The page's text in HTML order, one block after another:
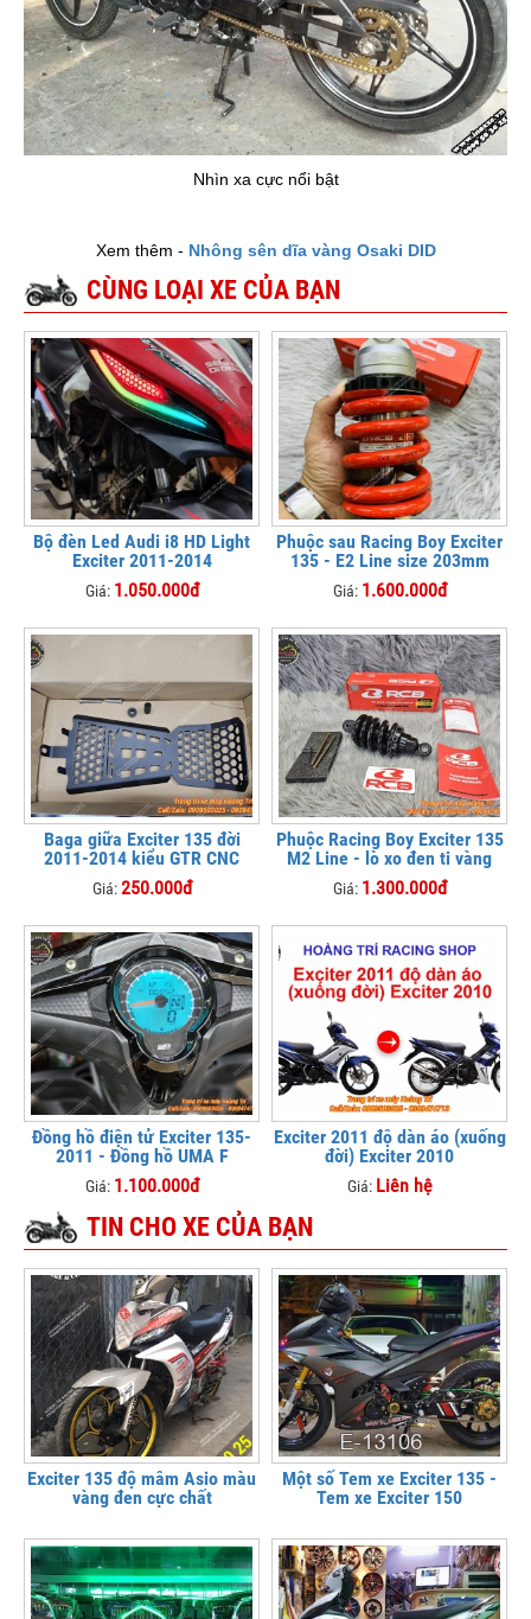
Nhìn xa cực nổi bật
Xem thêm - Nhông sên dĩa vàng Osaki DID
CÙNG LOẠI XE CỦA BẠN
Bộ đèn Led Audi i8 HD Light
Exciter 2011-2014
Giá: 1.050.000đ
Phuộc sau Racing Boy Exciter
135 - E2 Line size 203mm
Giá: 1.600.000đ
Baga giữa Exciter 135 đời
2011-2014 kiểu GTR CNC
Giá:250.000đ
Phuộc Racing Boy Exciter 135
M2 Line - lò xo đen ti vàng
Giá: 1.300.000đ
Đồng hồ điện tử Exciter 135-
2011 - Đồng hồ UMA F
Giá: 1.100.000đ
Exciter 2011 độ dàn áo (xuống
đời) Exciter 2010
Giá: Liên hệ
TIN CHO XE CỦA BẠN
Exciter 135 độ mâm Asio màu
vàng đen cực chất
Một số Tem xe Exciter 135 -
Tem xe Exciter 150